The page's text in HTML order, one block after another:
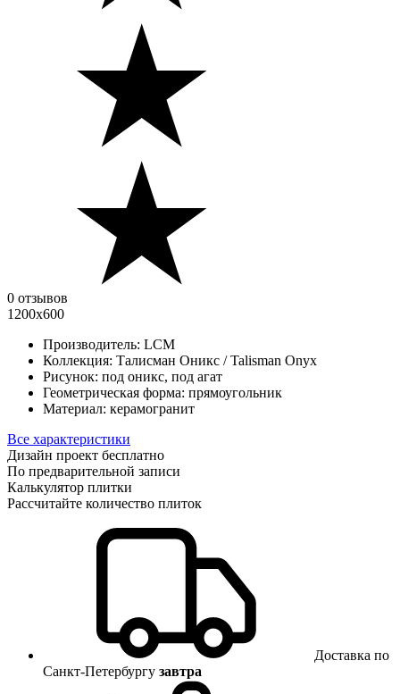
0 отзывов
1200х600
Производитель: LCM
Коллекция: Талисман Оникс / Talisman Onyx
Рисунок: под оникс, под агат
Геометрическая форма: прямоугольник
Материал: керамогранит
Все характеристики
Дизайн проект бесплатно
По предварительной записи
Калькулятор плитки
Рассчитайте количество плиток
Доставка по
Санкт-Петербургу завтра